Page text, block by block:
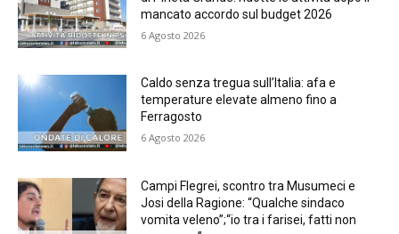
mancato accordo sul budget 2026
6 Agosto 2026
Caldo senza tregua sull’Italia: afa e
temperature elevate almeno fino a
Ferragosto
6 Agosto 2026
Campi Flegrei, scontro tra Musumeci e
Josi della Ragione: “Qualche sindaco
vomita veleno”;“io tra i farisei, fatti non